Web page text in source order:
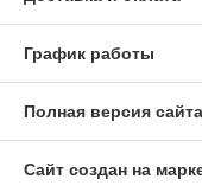
График работы
Полная версия сайта
Сайт создан на